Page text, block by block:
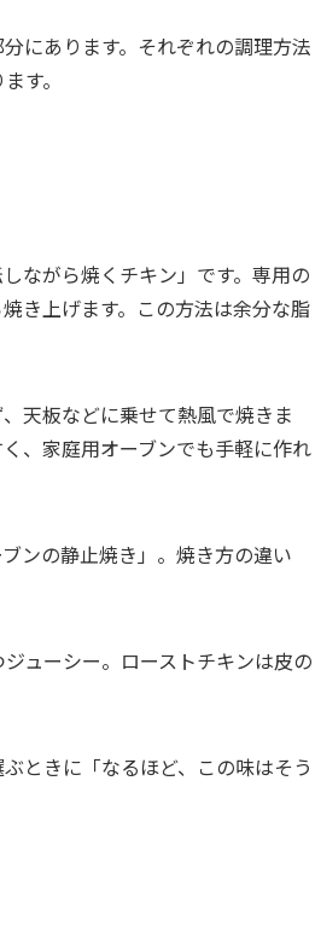
にあります。それぞれの調理方法
す。
ながら焼くチキン」です。専用の
き上げます。この方法は余分な脂
天板などに乗せて熱風で焼きま
、家庭用オーブンでも手軽に作れ
ンの静止焼き」。焼き方の違い
ューシー。ローストチキンは皮の
ときに「なるほど、この味はそう